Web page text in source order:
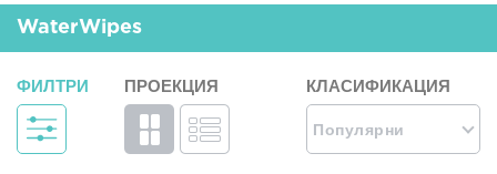
WaterWipes
ФИЛТРИ ПРОЕКЦИЯ КЛАСИФИКАЦИЯ
Популярни